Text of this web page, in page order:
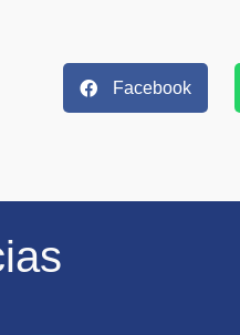
Facebook